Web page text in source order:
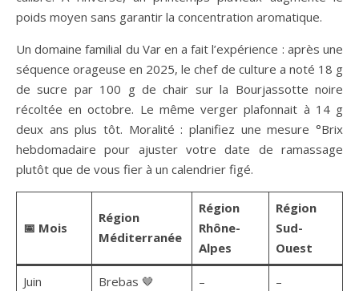
poids moyen sans garantir la concentration aromatique.
Un domaine familial du Var en a fait l’expérience : après une
séquence orageuse en 2025, le chef de culture a noté 18 g
de sucre par 100 g de chair sur la Bourjassotte noire
récoltée en octobre. Le même verger plafonnait à 14 g
deux ans plus tôt. Moralité : planifiez une mesure °Brix
hebdomadaire pour ajuster votre date de ramassage
plutôt que de vous fier à un calendrier figé.
📅 Mois
Région
Méditerranée
Région
Rhône-
Alpes
Région
Sud-
Ouest
Juin Brebas 🤎 – –